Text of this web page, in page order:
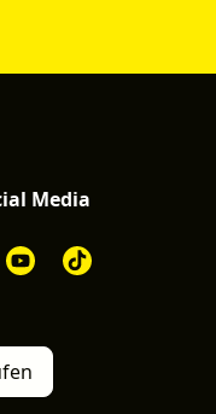
Media